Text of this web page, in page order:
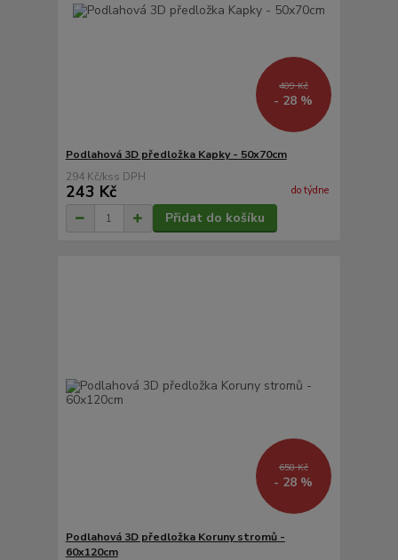
409 Kč
- 28 %
Podlahová 3D předložka Kapky - 50x70cm
294 Kč/ks
243 Kč do týdne
Přidat do košíku
658 Kč
- 28 %
Podlahová 3D předložka Koruny stromů -
60x120cm